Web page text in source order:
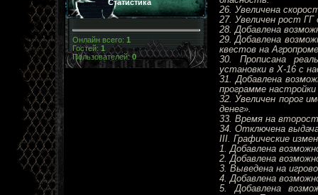
Статистика
Онлайн всего: 1
Гостей: 1
Пользователей:0
26. Увеличена
27. Увеличен рост ГГ
28. Добавлена
29. Добавлена
квестов на
30. Прописана
установки в Х-16 с
31. Добавлена
программе
32. Увеличен порог
денег».
33. Время на
34. Отключена
III. Графические
1. Добавлена
2. Добавлена
3. Выведена на
4. Добавлена
5. Добавлена